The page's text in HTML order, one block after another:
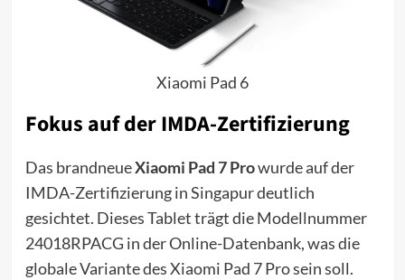
Xiaomi Pad 6
Fokus auf der IMDA-Zertifizierung
Das brandneueXiaomi Pad 7 Prowurde auf der
IMDA-Zertifizierung in Singapur deutlich
gesichtet. Dieses Tablet trägt die Modellnummer
24018RPACG in der Online-Datenbank, was die
globale Variante des Xiaomi Pad 7 Pro sein soll.